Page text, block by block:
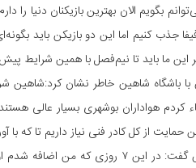
جذب کنیم اما این دو بازیکن باید
ما باید تا نیم‌فصل با همین شرایط
باشگاه شاهین خاطر نشان کرد:‌شاهین
کردم هواداران بوشهری بسیار عالی
از کل کادر فنی نیاز داریم تا که
وی در خصوص برنامه‌اش برای تیم جدیدش گفت:‌